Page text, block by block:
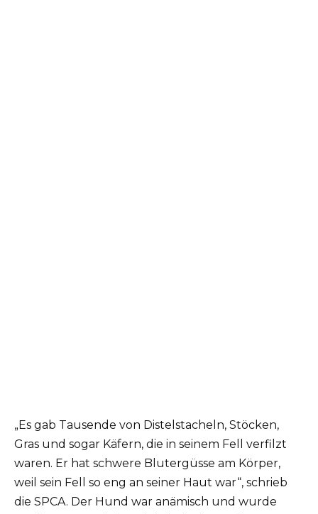
„Es gab Tausende von Distelstacheln, Stöcken,
Gras und sogar Käfern, die in seinem Fell verfilzt
waren. Er hat schwere Blutergüsse am Körper,
weil sein Fell so eng an seiner Haut war“, schrieb
die SPCA. Der Hund war anämisch und wurde